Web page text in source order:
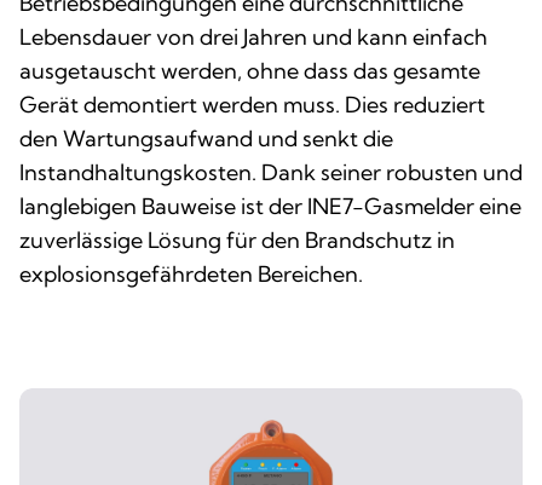
Lebensdauer von drei Jahren und kann einfach
ausgetauscht werden, ohne dass das gesamte
Gerät demontiert werden muss. Dies reduziert
den Wartungsaufwand und senkt die
Instandhaltungskosten. Dank seiner robusten und
langlebigen Bauweise ist der INE7-Gasmelder eine
zuverlässige Lösung für den Brandschutz in
explosionsgefährdeten Bereichen.